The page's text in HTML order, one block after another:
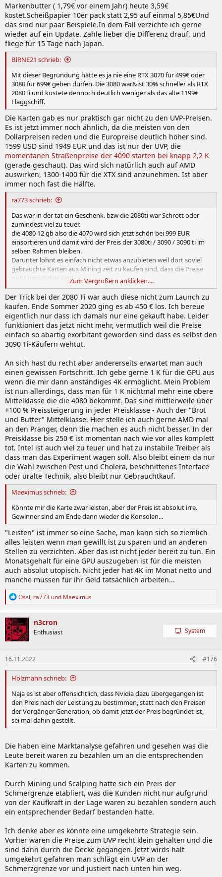
Markenbutter ( 1,79€ vor einem Jahr) heute 3,59€
kostet.Scheißpapier 10er pack statt 2,95 auf einmal 5,85€Und
das sind nur paar Beispiele.In dem Fall verzichte ich gerne
wieder auf ein Update. Zahle lieber die Differenz drauf, und
fliege für 15 Tage nach Japan.
BIRNE21 schrieb:
Mit dieser Begründung hätte es ja nie eine RTX 3070 für 499€ oder
3080 für 699€ geben dürfen. Die 3080 war&ist 30% schneller als RTX
2080Ti und kostete dennoch deutlich weniger als das alte 1199€
Flaggschiff.
Die Karten gab es nur praktisch gar nicht zu den UVP-Preisen.
Es ist jetzt immer noch ähnlich, da die meisten von den
Dollarpreisen reden und die Europreise deutlich höher sind.
1599 USD sind 1949 EUR und das ist nur der UVP, die
momentanen Straßenpreise der 4090 starten bei knapp 2,2 K
(gerade geschaut). Das wird sich natürlich auch auf AMD
auswirken, 1300-1400 für die XTX sind anzunehmen. Ist aber
immer noch fast die Hälfte.
ra773 schrieb:
Das war in der tat ein Geschenk. bzw die 2080ti war Schrott oder
zumindest viel zu teuer.
die 4080 12 gb also die 4070 wird sich jetzt schön bei 999 EUR
einsortieren und damit wird der Preis der 3080ti / 3090 / 3090 ti im
selben Rahmen bleiben.
Darunter lohnt es einfach nicht etwas anzubieten weil dort soviel
gebrauchte Karten aus Mining zeit zu kaufen sind, dass die Preise
nicht umsetzbar sind.
Einfach nicht Jammern. Wer 4k will muss soll dann auch bitte bereit
sein für das abzocken.
1080p oder 1440p reichen oft auch und kostet nur einen Bruchteil.
Zum Vergrößern anklicken....
Der Trick bei der 2080 Ti war auch diese nicht zum Launch zu
kaufen. Ende Sommer 2020 ging es ab 450 € los. Ich bereue
eigentlich nur dass ich damals nur eine gekauft habe. Leider
funktioniert das jetzt nicht mehr, vermutlich weil die Preise
einfach so abartig exorbitant geworden sind dass es selbst den
3090 Ti-Käufern wehtut.
An sich hast du recht aber andererseits erwartet man auch
einen gewissen Fortschritt. Ich gebe gerne 1 K für die GPU aus
wenn die mir dann anständiges 4K ermöglicht. Mein Problem
ist nun allerdings, dass man für 1 K nichtmal mehr eine obere
Mittelklasse die die 4080 bekommt. Das sind mittlerweile über
+100 % Preissteigerung in jeder Preisklasse - Auch der "Brot
und Butter" Mittelklasse. Hier stelle ich auch gerne AMD mal
an den Pranger, denn die machen es auch nicht besser. In der
Preisklasse bis 250 € ist momentan nach wie vor alles komplett
tot. Intel ist auch viel zu teuer und hat zu instabile Treiber als
dass man das Experiment wagen soll. Also bleibt einem da nur
die Wahl zwischen Pest und Cholera, beschnittenes Interface
oder uralte Technik, also bleibt nur Gebrauchtkauf.
Maeximus schrieb:
Könnte mir die Karte zwar leisten, aber der Preis ist absolut irre.
Gewinner sind am Ende dann wieder die Konsolen...
"Leisten" ist immer so eine Sache, man kann sich so ziemlich
alles leisten wenn man gewillt ist zu sparen und an anderen
Stellen zu verzichten. Aber das ist nicht jeder bereit zu tun. Ein
Monatsgehalt für eine GPU auszugeben ist für die meisten
auch absolut utopisch. Nicht jeder hat 4K im Monat netto und
manche müssen für ihr Geld tatsächlich arbeiten...
R
k
t
i
o
n
e
n
:
Ossi, ra773 und Maeximus
n3cron
Enthusiast System
16.11.2022 #176
Holzmann schrieb:
Naja es ist aber offensichtlich, dass Nvidia dazu übergegangen ist
den Preis nach der Leistung zu bestimmen, statt nach den Preisen
der Vorgänger Generation, ob damit jetzt der Preis begründet ist,
sei mal dahin gestellt.
Die haben eine Marktanalyse gefahren und gesehen was die
Leute bereit waren zu bezahlen um an die entsprechenden
Karten zu kommen.
Durch Mining und Scalping hatte sich ein Preis der
Schmergrenze etabliert, was die Kunden nicht nur aufgrund
von der Kaufkraft in der Lage waren zu bezahlen sondern auch
ein entsprechender Bedarf bestanden hatte.
Ich denke aber es könnte eine umgekehrte Strategie sein.
Vorher waren die Preise zum UVP recht klein gehalten und die
sind dann durch die Decke gegangen. Jetzt wirds halt
umgekehrt gefahren man schlägt ein UVP an der
Schmerzgrenze vor und justiert nach unten hin weg.